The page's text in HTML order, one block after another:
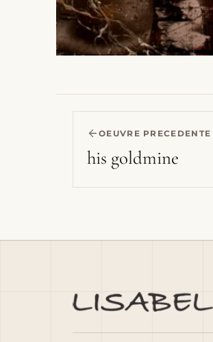
OEUVRE PRECEDENTE
his goldmine